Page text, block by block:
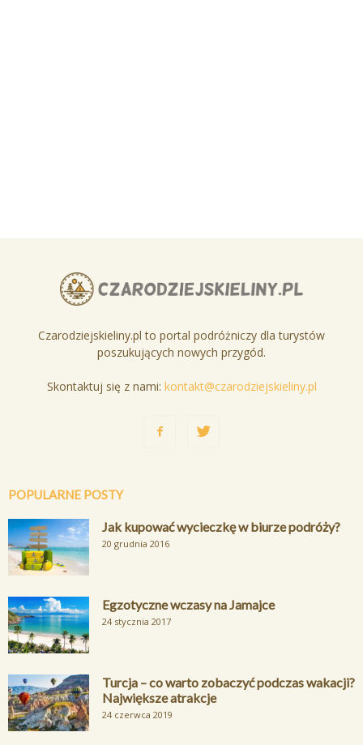
Czarodziejskieliny.pl to portal podróżniczy dla turystów
poszukujących nowych przygód.
Skontaktuj się z nami: kontakt@czarodziejskieliny.pl
POPULARNE POSTY
Jak kupować wycieczkę w biurze podróży?
20 grudnia 2016
Egzotyczne wczasy na Jamajce
24 stycznia 2017
Turcja – co warto zobaczyć podczas wakacji?
Największe atrakcje
24 czerwca 2019